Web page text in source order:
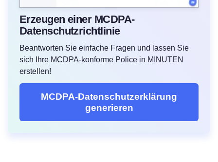
Erzeugen einer MCDPA-
Datenschutzrichtlinie
Beantworten Sie einfache Fragen und lassen Sie
sich Ihre MCDPA-konforme Police in MINUTEN
erstellen!
MCDPA-Datenschutzerklärung
generieren